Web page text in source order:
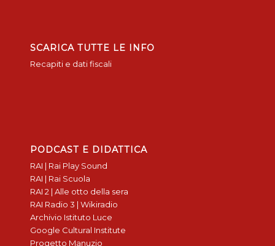
SCARICA TUTTE LE INFO
Recapiti e dati fiscali
PODCAST E DIDATTICA
RAI | Rai Play Sound
RAI | Rai Scuola
RAI 2 | Alle otto della sera
RAI Radio 3 | Wikiradio
Archivio Istituto Luce
Google Cultural Institute
Progetto Manuzio